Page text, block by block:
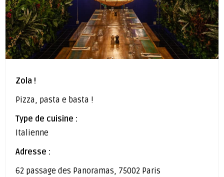
Zola !
Pizza, pasta e basta !
Type de cuisine :
Italienne
Adresse :
62 passage des Panoramas, 75002 Paris